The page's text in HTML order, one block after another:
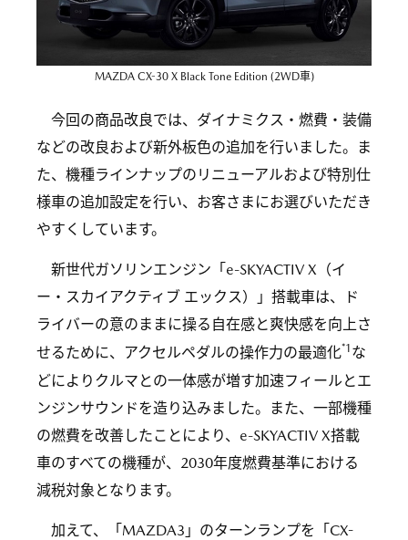
MAZDA CX-30 X Black Tone Edition (2WD車)
今回の商品改良では、ダイナミクス・燃費・装備
などの改良および新外板色の追加を行いました。ま
た、機種ラインナップのリニューアルおよび特別仕
様車の追加設定を行い、お客さまにお選びいただき
やすくしています。
新世代ガソリンエンジン「e-SKYACTIV X（イ
ー・スカイアクティブ エックス）」搭載車は、ド
ライバーの意のままに操る自在感と爽快感を向上さ
せるために、アクセルペダルの操作力の最適化*1 な
どによりクルマとの一体感が増す加速フィールとエ
ンジンサウンドを造り込みました。また、一部機種
の燃費を改善したことにより、e-SKYACTIV X搭載
車のすべての機種が、2030年度燃費基準における
減税対象となります。
加えて、「MAZDA3」のターンランプを「CX-